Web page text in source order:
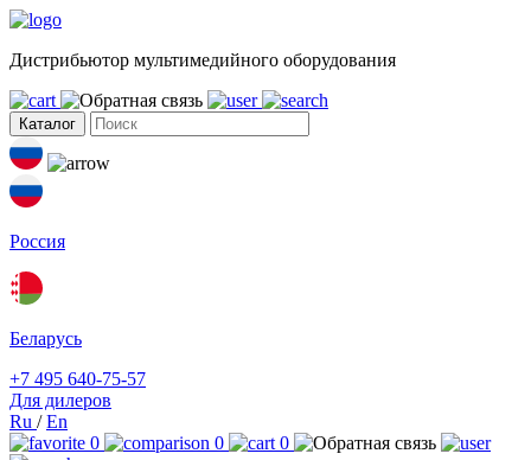
Дистрибьютор мультимедийного оборудования
Каталог
Россия
Беларусь
+7 495 640-75-57
Для дилеров
Ru /En
0
0 0